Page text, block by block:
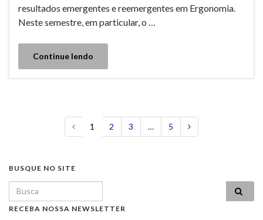
resultados emergentes e reemergentes em Ergonomia.
Neste semestre, em particular, o …
Continue lendo
1 2 3 … 5
BUSQUE NO SITE
Search for:
RECEBA NOSSA NEWSLETTER